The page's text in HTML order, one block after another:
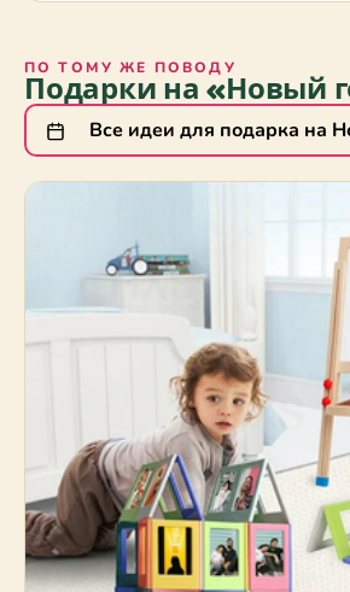
ПО ТОМУ ЖЕ ПОВОДУ
Подарки на «Новый
Все идеи для подарка на